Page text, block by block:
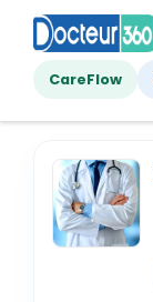
CareFlow